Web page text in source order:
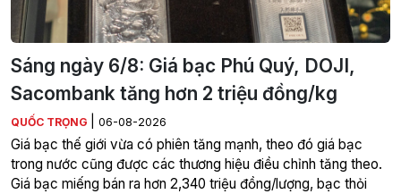
Sáng ngày 6/8: Giá bạc Phú Quý, DOJI,
Sacombank tăng hơn 2 triệu đồng/kg
QUỐC TRỌNG 06-08-2026
Giá bạc thế giới vừa có phiên tăng mạnh, theo đó giá bạc
trong nước cũng được các thương hiệu điều chỉnh tăng theo.
Giá bạc miếng bán ra hơn 2,340 triệu đồng/lượng, bạc thỏi